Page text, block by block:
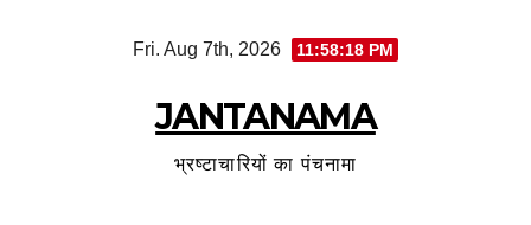
Fri. Aug 7th, 2026 11:58:19 PM
JANTANAMA
भ्रष्टाचारियों का पंचनामा